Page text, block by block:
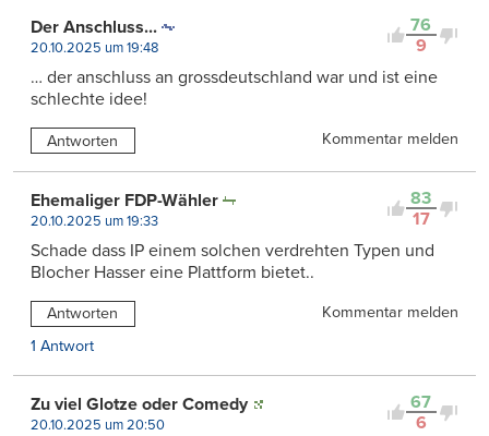
76
9
Der Anschluss...
20.10.2025 um 19:48
… der anschluss an grossdeutschland war und ist eine
schlechte idee!
Antworten Kommentar melden
83
17
Ehemaliger FDP-Wähler
20.10.2025 um 19:33
Schade dass IP einem solchen verdrehten Typen und
Blocher Hasser eine Plattform bietet..
Antworten
Kommentar melden
1 Antwort
67
6
Zu viel Glotze oder Comedy
20.10.2025 um 20:50